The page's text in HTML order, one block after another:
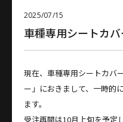
2025/07/15
車種専用シートカ
現在、車種専用シートカバ
ー」におきまして、一時的
ます。
受注再開は10月上旬を予定